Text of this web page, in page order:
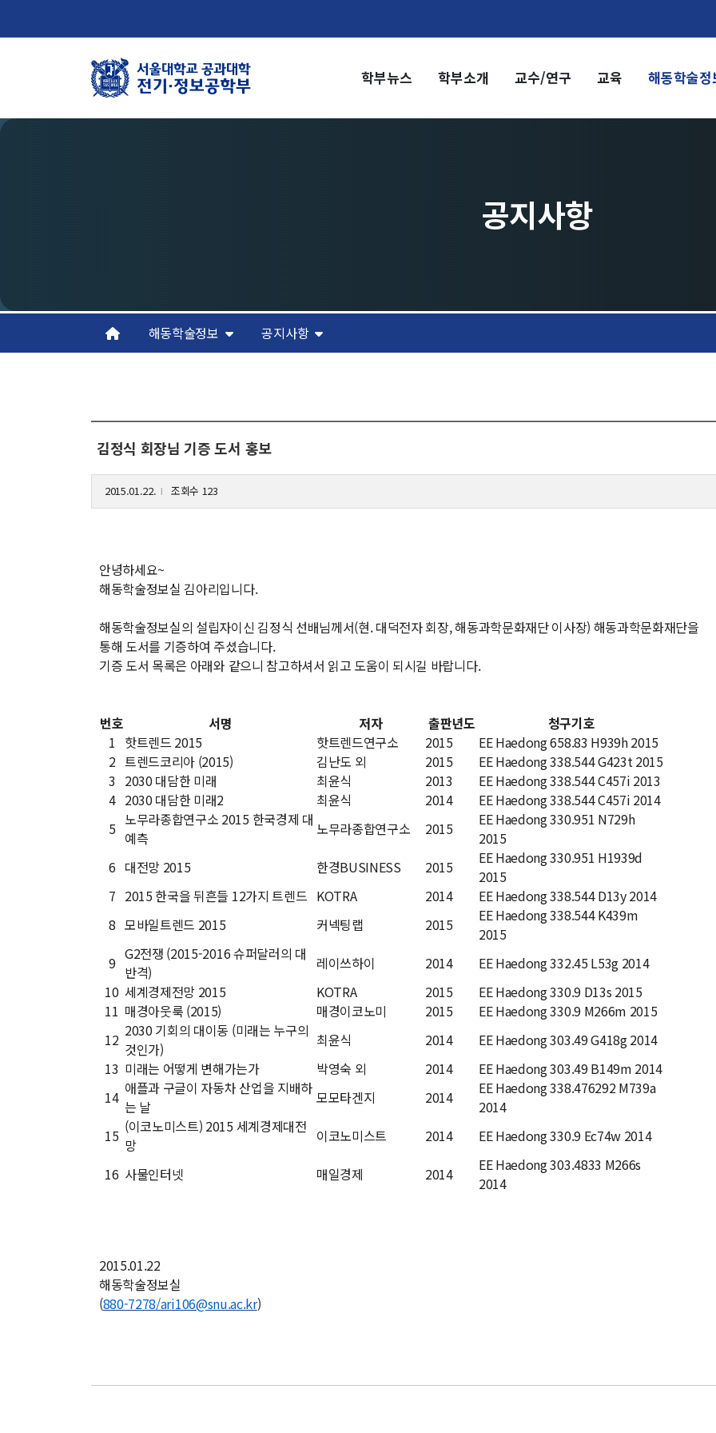
학부뉴스 학부소개 교수/연구 교육 해동학술정
학부뉴스
뉴스
학부소개
학부장 인사말
교수/연구
교수
역대학부장
연구실/연구소
e-TEC Talks
소개
공지사항
보유도서
입시
장학
30주년 기념 동영상
행사 사진
공지사항
해동학술정보 공지사항
김정식 회장님 기증 도서 홍보
2015.01.22. 조회수 123
안녕하세요~
해동학술정보실 김아리입니다.
해동학술정보실의 설립자이신 김정식 선배님께서(현. 대덕전자 회장, 해동과학문화재단 이사장) 해동과학문화재단을
통해 도서를 기증하여 주셨습니다.
기증 도서 목록은 아래와 같으니 참고하셔서 읽고 도움이 되시길 바랍니다.
번호 서명 저자 출판년도
청구기호
1 핫트렌드 2015 핫트렌드연구소 2015
EE Haedong 658.83 H939h 2015
2 트렌드코리아 (2015) 김난도 외 2015
EE Haedong 338.544 G423t 2015
3 2030 대담한 미래 최윤식 2013
EE Haedong 338.544 C457i 2013
4 2030 대담한 미래2 최윤식 2014
EE Haedong 338.544 C457i 2014
5 노무라종합연구소 2015 한국경제 대
예측
노무라종합연구소 2015
EE Haedong 330.951 N729h
2015
6 대전망 2015 한경BUSINESS 2015
EE Haedong 330.951 H1939d
2015
7 2015 한국을 뒤흔들 12가지 트렌드 KOTRA 2014
EE Haedong 338.544 D13y 2014
8 모바일트렌드 2015 커넥팅랩 2015
EE Haedong 338.544 K439m
2015
9 G2전쟁 (2015-2016 슈퍼달러의 대
반격)
레이쓰하이 2014
EE Haedong 332.45 L53g 2014
10 세계경제전망 2015 KOTRA 2015
EE Haedong 330.9 D13s 2015
11 매경아웃룩 (2015) 매경이코노미 2015
EE Haedong 330.9 M266m 2015
12 2030 기회의 대이동 (미래는 누구의
것인가)
최윤식 2014
EE Haedong 303.49 G418g 2014
13 미래는 어떻게 변해가는가 박영숙 외 2014
EE Haedong 303.49 B149m 2014
14 애플과 구글이 자동차 산업을 지배하
는 날
모모타겐지 2014
EE Haedong 338.476292 M739a
2014
15 (이코노미스트) 2015 세계경제대전
망
이코노미스트 2014
EE Haedong 330.9 Ec74w 2014
16 사물인터넷 매일경제 2014
EE Haedong 303.4833 M266s
2014
2015.01.22
해동학술정보실
(880-7278/ari106@snu.ac.kr)